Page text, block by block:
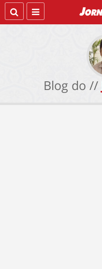
Blog do //